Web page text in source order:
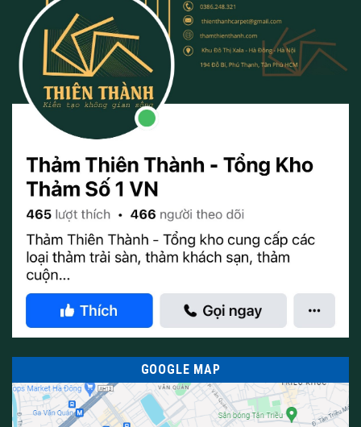
GOOGLE MAP